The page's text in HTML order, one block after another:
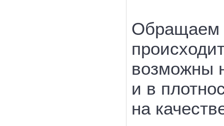
Обращаем
возможны
и в
на